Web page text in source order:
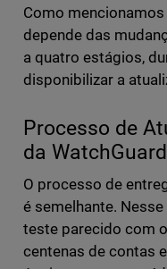
Como
depende das
a quatro estágios,
disponibilizar a
Processo de
da
O processo de
é semelhante.
teste parecido com
centenas de contas